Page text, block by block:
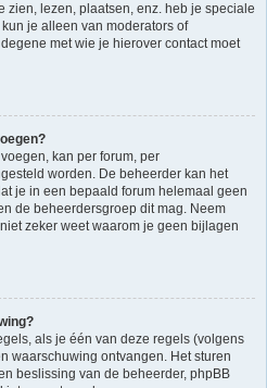
zien, lezen, plaatsen, enz. heb je speciale
je alleen van moderators of
met wie je hierover contact moet
kan per forum, per
worden. De beheerder kan het
je in een bepaald forum helemaal geen
de beheerdersgroep dit mag. Neem
zeker weet waarom je geen bijlagen
als je één van deze regels (volgens
waarschuwing ontvangen. Het sturen
beslissing van de beheerder, phpBB